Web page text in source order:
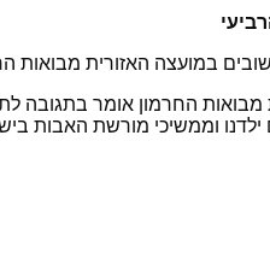
במועצה האזורית
החרמון אומר בתגובה
וממשיכי מורשת האבות